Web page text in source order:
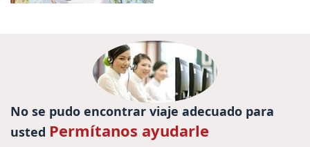
No se pudo encontrar viaje adecuado para
usted Permítanos ayudarle